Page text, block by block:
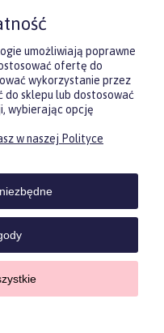
co będzie najbardziej
SIĘ WIĘCEJ
POMOC MOJE
Shoper.pl
zakup.
umożliwiają poprawne
ofertę do
wykorzystanie przez
do sklepu lub dostosować
wybierając opcję
w naszej Polityce